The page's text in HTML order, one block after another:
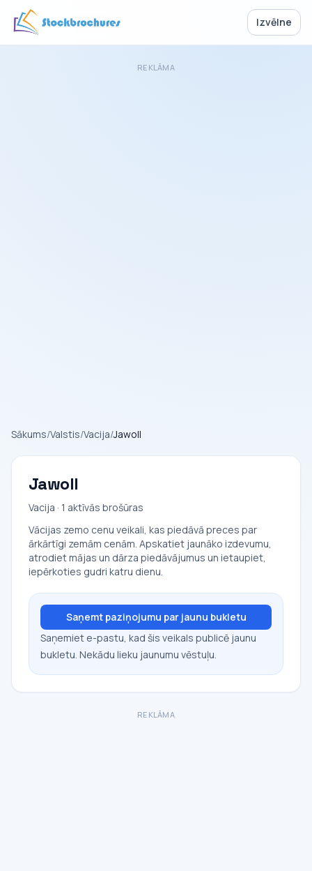
Izvēlne
REKLĀMA
Sākums/Valstis/Vacija/Jawoll
Jawoll
Vacija · 1 aktīvās brošūras
Vācijas zemo cenu veikali, kas piedāvā preces par
ārkārtīgi zemām cenām. Apskatiet jaunāko izdevumu,
atrodiet mājas un dārza piedāvājumus un ietaupiet,
iepērkoties gudri katru dienu.
Saņemt paziņojumu par jaunu bukletu
Saņemiet e-pastu, kad šis veikals publicē jaunu
bukletu. Nekādu lieku jaunumu vēstuļu.
REKLĀMA